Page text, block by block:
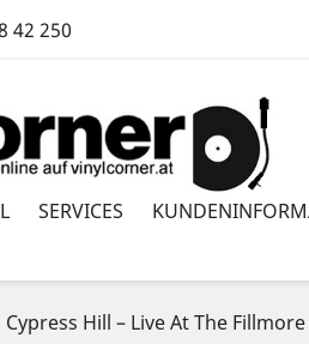
42 250
SERVICES
Cypress Hill – Live At The